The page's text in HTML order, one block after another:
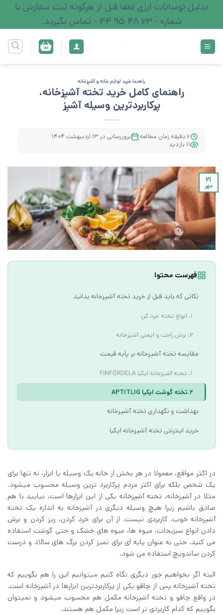
content
بدلیل نوسانات ارزی لطفا قبل از هرگونه ثبت سفارش با
شماره - 63 48 95 44 - تماس بگیرید.
راهنما خرید لوازم خانه و آشپزخانه
راهنمای کامل خرید تخته آشپزخانه،
پرکاربردترین وسیله آشپز
۶ دقیقه زمان مطالعه
بروزرسانی در ۱۳ اردیبهشت ۱۴۰۴
۱۱ بازدید
۲۱
مهر
فهرست محتوا
نکاتی که باید قبل از خرید تخته آشپزخانه بدانید
1. انواع تخته خرد کن
2. برش راحت و ایمنی آشپزخانه
مقایسه تخته آشپزخانه بر پایه قیمت
۱. تخته آشپزخانه ایکیا FINFÖRDELA
۲.تخته گوشت ایکیا APTITLIG
بهداشت و نگهداری تخته آشپزخانه
خرید اینترنتی تخته آشپزخانه ایکیا
در اکثر مواقع، معمولا در هر بخش از خانهیک وسیله یا ابزار، نه تنها برای
یک شخص بلکه برای اکثر مردم پرکاربرد ترین وسیله محسوب میشود.
مثلا در آشپزخانه، تخته آشپزخانه یکی از این ابزارها است، بیایید با هم
صادق باشیم زیرا هیچ وسیله دیگری در آشپزخانه به اندازه یک تخته
آشپزخانه خوب، کاربردی نیست. از آن برای خرد کردن، ریز کردن و برش
دادن انواع سبزیجات، میوه ها، میوه های خشک و حتی گوشت استفاده
می کنید. حتی به عنوان پایه ای برای تمیز کردن برگ های سالاد و درست
کردن ساندویچ استفاده می شود.
البته اگر بخواهیم جور دیگری نگاه کنیم میتوانیم این را هم بگوییم که
تخته آشپزخانه پس از چاقو یکی از پرکاربردترین ابزارها در آشپزخانه است.
در واقع چاقو و تخته آشپزخانه مکمل هم محسوب میشود و نمیتوان
بگوییم که کدام کاربردی تر است زیرا مکمل هم هستند.